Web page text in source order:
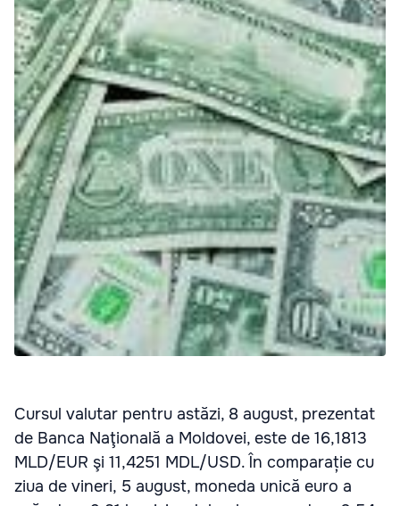
Cursul valutar pentru astăzi, 8 august, prezentat
de Banca Naţională a Moldovei, este de 16,1813
MLD/EUR şi 11,4251 MDL/USD. În comparație cu
ziua de vineri, 5 august, moneda unică euro a